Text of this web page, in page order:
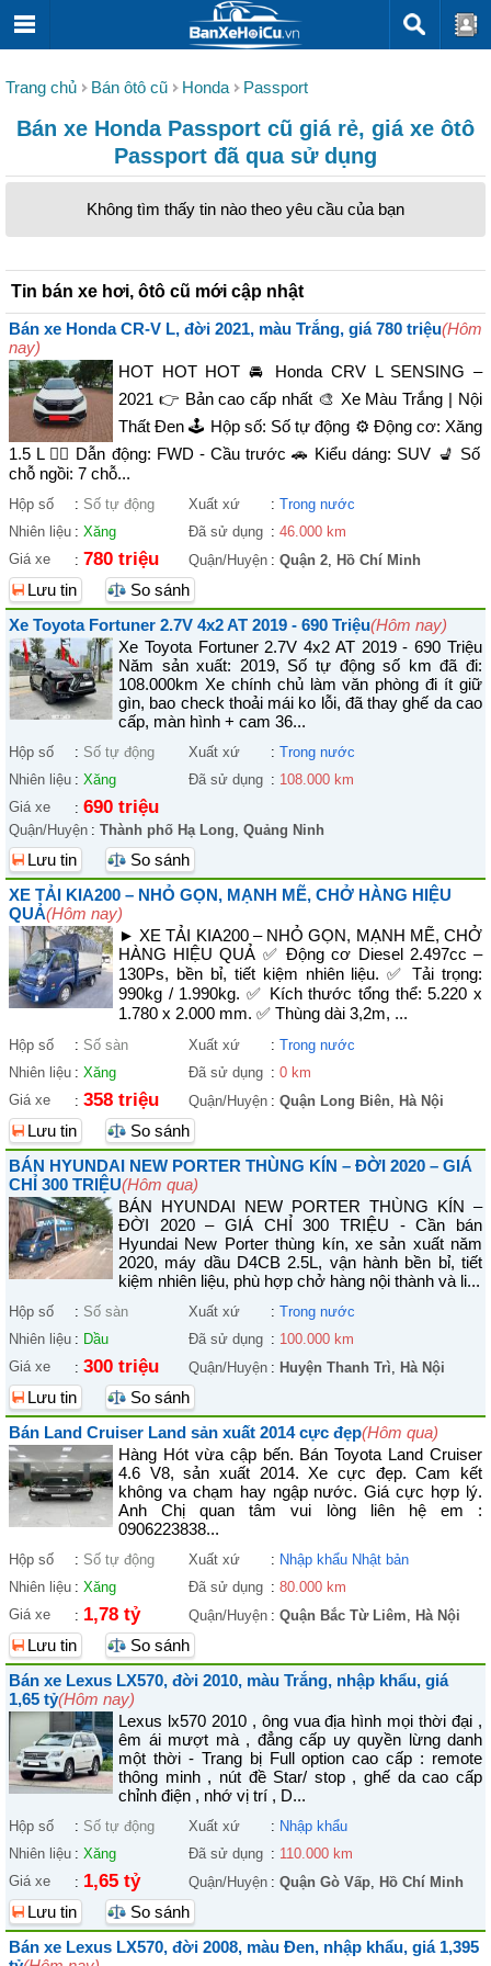
Trang chủ Bán ôtô cũ Honda Passport
Bán xe Honda Passport cũ giá rẻ, giá xe ôtô
Passport đã qua sử dụng
Không tìm thấy tin nào theo yêu cầu của bạn
Tin bán xe hơi, ôtô cũ mới cập nhật
Bán xe Honda CR-V L, đời 2021, màu Trắng, giá 780 triệu(Hôm
nay)
HOT HOT HOT 🚘 Honda CRV L SENSING –
2021 👉 Bản cao cấp nhất 🎨 Xe Màu Trắng | Nội
Thất Đen 🕹️ Hộp số: Số tự động ⚙️ Động cơ: Xăng
1.5 L 🚴‍♀️ Dẫn động: FWD - Cầu trước 🚗 Kiểu dáng: SUV 💺 Số
chỗ ngồi: 7 chỗ...
Hộp số : Số tự động Xuất xứ : Trong nước
Nhiên liệu : Xăng Đã sử dụng : 46.000 km
Giá xe
: 780 triệu Quận/Huyện : Quận 2, Hồ Chí Minh
Lưu tin
So sánh
Xe Toyota Fortuner 2.7V 4x2 AT 2019 - 690 Triệu(Hôm nay)
Xe Toyota Fortuner 2.7V 4x2 AT 2019 - 690 Triệu
Năm sản xuất: 2019, Số tự động số km đã đi:
108.000km Xe chính chủ làm văn phòng đi ít giữ
gìn, bao check thoải mái ko lỗi, đã thay ghế da cao
cấp, màn hình + cam 36...
Hộp số : Số tự động Xuất xứ : Trong nước
Nhiên liệu : Xăng Đã sử dụng : 108.000 km
Giá xe
: 690 triệu
Quận/Huyện : Thành phố Hạ Long, Quảng Ninh
Lưu tin
So sánh
XE TẢI KIA200 – NHỎ GỌN, MẠNH MẼ, CHỞ HÀNG HIỆU
QUẢ(Hôm nay)
► XE TẢI KIA200 – NHỎ GỌN, MẠNH MẼ, CHỞ
HÀNG HIỆU QUẢ ✅ Động cơ Diesel 2.497cc –
130Ps, bền bỉ, tiết kiệm nhiên liệu. ✅ Tải trọng:
990kg / 1.990kg. ✅ Kích thước tổng thể: 5.220 x
1.780 x 2.000 mm. ✅ Thùng dài 3,2m, ...
Hộp số : Số sàn Xuất xứ : Trong nước
Nhiên liệu : Xăng Đã sử dụng : 0 km
Giá xe
: 358 triệu Quận/Huyện : Quận Long Biên, Hà Nội
Lưu tin
So sánh
BÁN HYUNDAI NEW PORTER THÙNG KÍN – ĐỜI 2020 – GIÁ
CHỈ 300 TRIỆU(Hôm qua)
BÁN HYUNDAI NEW PORTER THÙNG KÍN –
ĐỜI 2020 – GIÁ CHỈ 300 TRIỆU - Cần bán
Hyundai New Porter thùng kín, xe sản xuất năm
2020, máy dầu D4CB 2.5L, vận hành bền bỉ, tiết
kiệm nhiên liệu, phù hợp chở hàng nội thành và li...
Hộp số : Số sàn Xuất xứ : Trong nước
Nhiên liệu : Dầu Đã sử dụng : 100.000 km
Giá xe
: 300 triệu Quận/Huyện : Huyện Thanh Trì, Hà Nội
Lưu tin
So sánh
Bán Land Cruiser Land sản xuất 2014 cực đẹp(Hôm qua)
Hàng Hót vừa cập bến. Bán Toyota Land Cruiser
4.6 V8, sản xuất 2014. Xe cực đẹp. Cam kết
không va chạm hay ngập nước. Giá cực hợp lý.
Anh Chị quan tâm vui lòng liên hệ em :
0906223838...
Hộp số : Số tự động Xuất xứ : Nhập khẩu Nhật bản
Nhiên liệu : Xăng Đã sử dụng : 80.000 km
Giá xe
: 1,78 tỷ Quận/Huyện : Quận Bắc Từ Liêm, Hà Nội
Lưu tin
So sánh
Bán xe Lexus LX570, đời 2010, màu Trắng, nhập khẩu, giá
1,65 tỷ(Hôm nay)
Lexus lx570 2010 , ông vua địa hình mọi thời đại ,
êm ái mượt mà , đẳng cấp uy quyền lừng danh
một thời - Trang bị Full option cao cấp : remote
thông minh , nút đề Star/ stop , ghế da cao cấp
chỉnh điện , nhớ vị trí , D...
Hộp số : Số tự động Xuất xứ : Nhập khẩu
Nhiên liệu : Xăng Đã sử dụng : 110.000 km
Giá xe
: 1,65 tỷ Quận/Huyện : Quận Gò Vấp, Hồ Chí Minh
Lưu tin
So sánh
Bán xe Lexus LX570, đời 2008, màu Đen, nhập khẩu, giá 1,395